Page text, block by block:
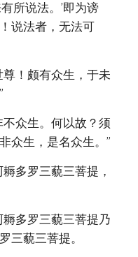
所说法。’即为谤
说法者，无法可
！颇有众生，于未
众生。何以故？须
众生，是名众生。”
多罗三藐三菩提，
多罗三藐三菩提乃
三藐三菩提。